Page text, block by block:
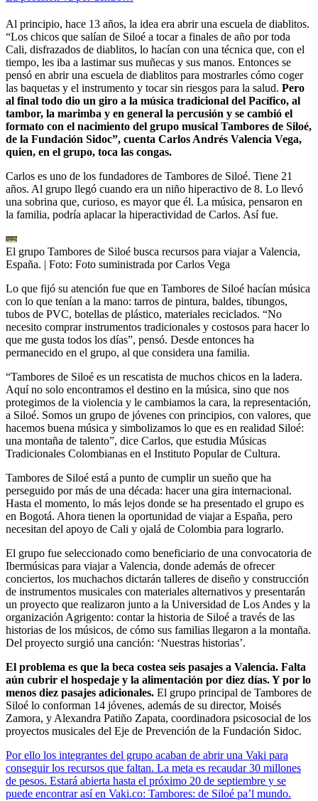
Al principio, hace 13 años, la idea era abrir una escuela de diablitos.
“Los chicos que salían de Siloé a tocar a finales de año por toda
Cali, disfrazados de diablitos, lo hacían con una técnica que, con el
tiempo, les iba a lastimar sus muñecas y sus manos. Entonces se
pensó en abrir una escuela de diablitos para mostrarles cómo coger
las baquetas y el instrumento y tocar sin riesgos para la salud. Pero
al final todo dio un giro a la música tradicional del Pacífico, al
tambor, la marimba y en general la percusión y se cambió el
formato con el nacimiento del grupo musical Tambores de Siloé,
de la Fundación Sidoc”, cuenta Carlos Andrés Valencia Vega,
quien, en el grupo, toca las congas.
Carlos es uno de los fundadores de Tambores de Siloé. Tiene 21
años. Al grupo llegó cuando era un niño hiperactivo de 8. Lo llevó
una sobrina que, curioso, es mayor que él. La música, pensaron en
la familia, podría aplacar la hiperactividad de Carlos. Así fue.
El grupo Tambores de Siloé busca recursos para viajar a Valencia,
España. | Foto: Foto suministrada por Carlos Vega
Lo que fijó su atención fue que en Tambores de Siloé hacían música
con lo que tenían a la mano: tarros de pintura, baldes, tibungos,
tubos de PVC, botellas de plástico, materiales reciclados. “No
necesito comprar instrumentos tradicionales y costosos para hacer lo
que me gusta todos los días”, pensó. Desde entonces ha
permanecido en el grupo, al que considera una familia.
“Tambores de Siloé es un rescatista de muchos chicos en la ladera.
Aquí no solo encontramos el destino en la música, sino que nos
protegimos de la violencia y le cambiamos la cara, la representación,
a Siloé. Somos un grupo de jóvenes con principios, con valores, que
hacemos buena música y simbolizamos lo que es en realidad Siloé:
una montaña de talento”, dice Carlos, que estudia Músicas
Tradicionales Colombianas en el Instituto Popular de Cultura.
Tambores de Siloé está a punto de cumplir un sueño que ha
perseguido por más de una década: hacer una gira internacional.
Hasta el momento, lo más lejos donde se ha presentado el grupo es
en Bogotá. Ahora tienen la oportunidad de viajar a España, pero
necesitan del apoyo de Cali y ojalá de Colombia para lograrlo.
El grupo fue seleccionado como beneficiario de una convocatoria de
Ibermúsicas para viajar a Valencia, donde además de ofrecer
conciertos, los muchachos dictarán talleres de diseño y construcción
de instrumentos musicales con materiales alternativos y presentarán
un proyecto que realizaron junto a la Universidad de Los Andes y la
organización Agrigento: contar la historia de Siloé a través de las
historias de los músicos, de cómo sus familias llegaron a la montaña.
Del proyecto surgió una canción: ‘Nuestras historias’.
El problema es que la beca costea seis pasajes a Valencia. Falta
aún cubrir el hospedaje y la alimentación por diez días. Y por lo
menos diez pasajes adicionales. El grupo principal de Tambores de
Siloé lo conforman 14 jóvenes, además de su director, Moisés
Zamora, y Alexandra Patiño Zapata, coordinadora psicosocial de los
proyectos musicales del Eje de Prevención de la Fundación Sidoc.
Por ello los integrantes del grupo acaban de abrir una Vaki para
conseguir los recursos que faltan. La meta es recaudar 30 millones
de pesos. Estará abierta hasta el próximo 20 de septiembre y se
puede encontrar así en Vaki.co: Tambores: de Siloé pa’l mundo.